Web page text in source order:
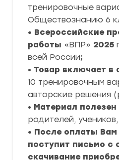
тренировочные
Обществознанию 6
• Всероссийские
работы «ВПР» 2025
всей России;
• Товар включает в
10 тренировочным
авторские решения
• Материал полезен
родителей,
• После оплаты Вам
поступит письмо с
скачивание